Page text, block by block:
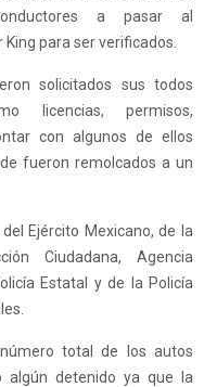
a pasar al
para ser verificados.
solicitados sus todos
licencias, permisos,
con algunos de ellos
fueron remolcados a un
Ejército Mexicano, de la
Ciudadana, Agencia
Estatal y de la Policía
total de los autos
algún detenido ya que la